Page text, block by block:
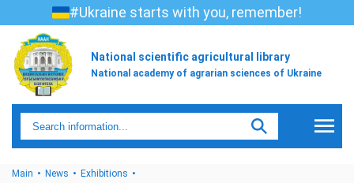
#Ukraine starts with you, remember!
National scientific agricultural library
National academy of agrarian sciences of Ukraine
Main News
Exhibitions